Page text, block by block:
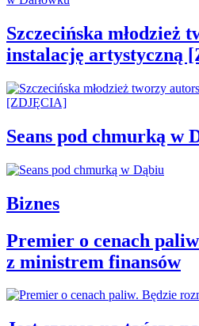
Szczecińska młodzież
instalację artystyczną
Seans pod chmurką w
Biznes
Premier o cenach
z ministrem finansów